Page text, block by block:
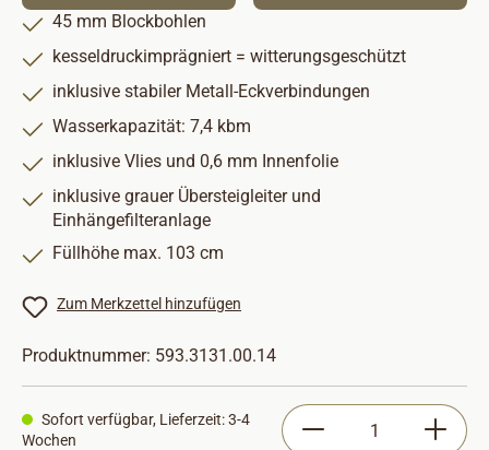
45 mm Blockbohlen
kesseldruckimprägniert = witterungsgeschützt
inklusive stabiler Metall-Eckverbindungen
Wasserkapazität: 7,4 kbm
inklusive Vlies und 0,6 mm Innenfolie
inklusive grauer Übersteigleiter und
Einhängefilteranlage
Füllhöhe max. 103 cm
Zum Merkzettel hinzufügen
Produktnummer: 593.3131.00.14
Sofort verfügbar, Lieferzeit: 3-4
Wochen
Produkt Anzahl: